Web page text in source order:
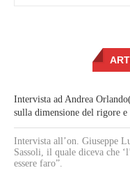
Intervista ad Andrea
sulla dimensione del rigore e
Intervista all’on. Giuseppe
Sassoli, il quale diceva che
essere faro”.